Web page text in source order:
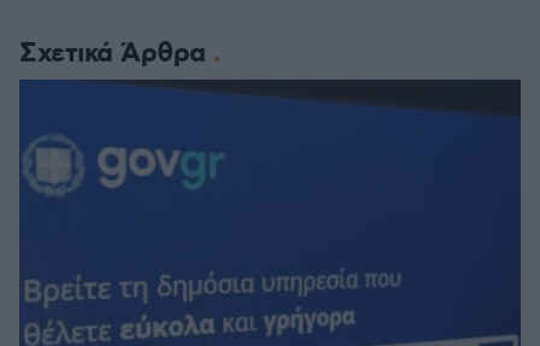
Σχετικά Άρθρα